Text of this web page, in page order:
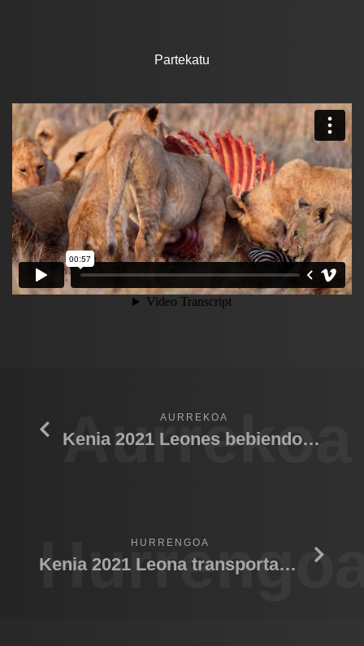
Partekatu
Aurrekoa
AURREKOA
Kenia 2021 Leones bebiendo agua
HURRENGOA
Kenia 2021 Leona transportando cachorro